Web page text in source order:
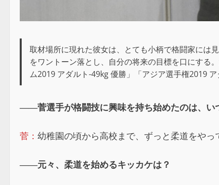
取材場所に現れた彼女は、とても小柄で格闘家には
をワントーン落とし、自分の将来の目標を口にする
ム2019 アダルト-49kg 優勝」「アジア選手権2019
――菅選手が格闘技に興味を持ち始めたのは、い
菅： 幼稚園の頃から高校まで、ずっと柔道をやっ
――元々、柔道を始めるキッカケは？